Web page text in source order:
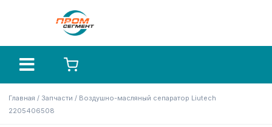
Главная / Запчасти / Воздушно-масляный сепаратор Liutech
2205406508